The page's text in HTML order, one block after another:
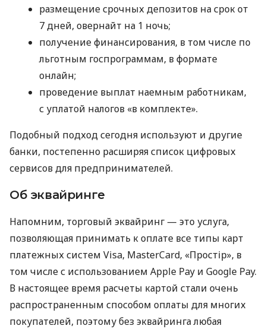
размещение срочных депозитов на срок от
7 дней, овернайт на 1 ночь;
получение финансирования, в том числе по
льготным госпрограммам, в формате
онлайн;
проведение выплат наемным работникам,
с уплатой налогов «в комплекте».
Подобный подход сегодня используют и другие
банки, постепенно расширяя список цифровых
сервисов для предпринимателей.
Об эквайринге
Напомним, торговый эквайринг — это услуга,
позволяющая принимать к оплате все типы карт
платежных систем Visa, MasterCard, «Простір», в
том числе с использованием Apple Pay и Google Pay.
В настоящее время расчеты картой стали очень
распространенным способом оплаты для многих
покупателей, поэтому без эквайринга любая